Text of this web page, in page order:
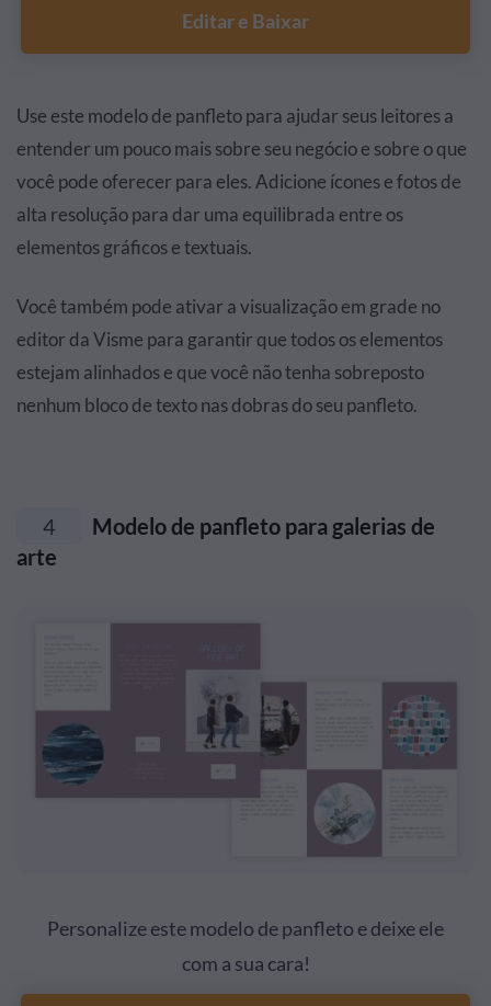
Editar e Baixar
Use este modelo de panfleto para ajudar seus leitores a
entender um pouco mais sobre seu negócio e sobre o que
você pode oferecer para eles. Adicione ícones e fotos de
alta resolução para dar uma equilibrada entre os
elementos gráficos e textuais.
Você também pode ativar a visualização em grade no
editor da Visme para garantir que todos os elementos
estejam alinhados e que você não tenha sobreposto
nenhum bloco de texto nas dobras do seu panfleto.
4
Modelo de panfleto para galerias de
arte
Personalize este modelo de panfleto e deixe ele
com a sua cara!